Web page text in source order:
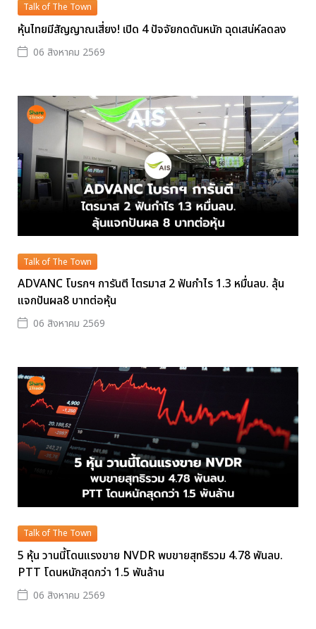
Talk of The Town
หุ้นไทยมีสัญญาณเสี่ยง! เปิด 4 ปัจจัยกดดันหนัก ฉุดเสน่ห์ลดลง
06 สิงหาคม 2569
Talk of The Town
ADVANC โบรกฯ การันตี ไตรมาส 2 ฟันกำไร 1.3 หมื่นลบ. ลุ้น
แจกปันผล8 บาทต่อหุ้น
06 สิงหาคม 2569
Talk of The Town
5 หุ้น วานนี้โดนแรงขาย NVDR พบขายสุทธิรวม 4.78 พันลบ.
PTT โดนหนักสุดกว่า 1.5 พันล้าน
06 สิงหาคม 2569